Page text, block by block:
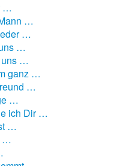
…
…
…
…
uns …
ganz …
…
…
ich Dir …
…
…